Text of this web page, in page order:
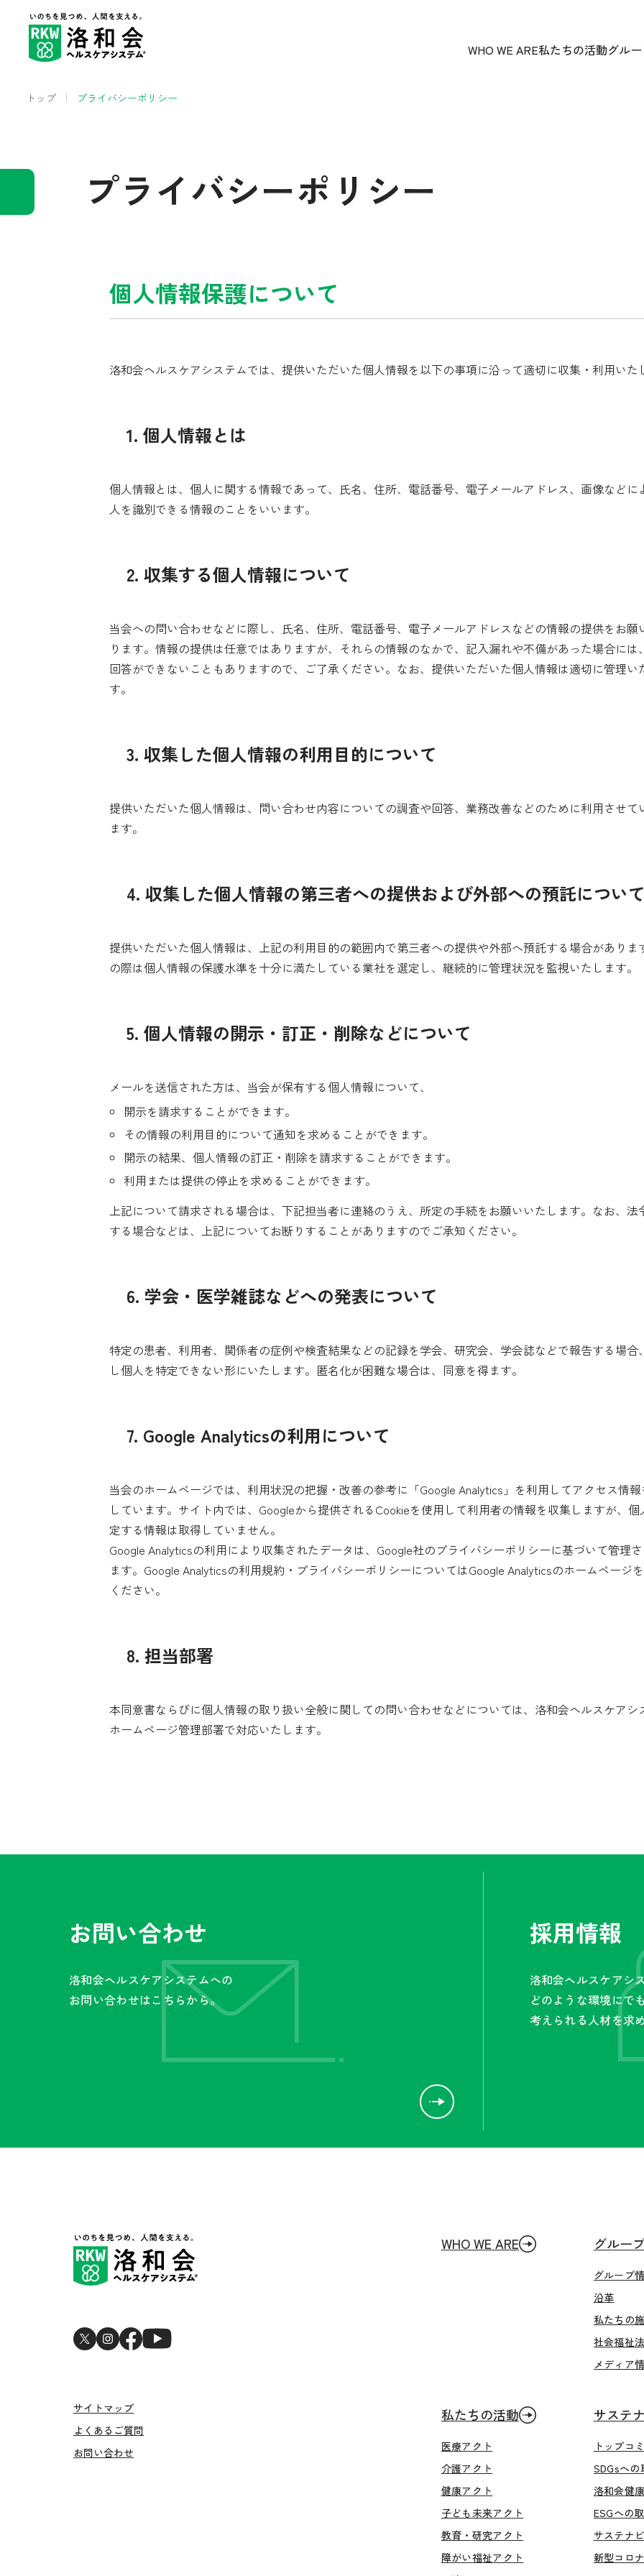
WHO WE ARE私たちの活動グル
トップ プライバシーポリシー
プライバシーポリシー
個人情報保護について
洛和会ヘルスケアシステムでは、提供いただいた個人情報を以下の事項に沿って適切に収集・利用いた
1. 個人情報とは
個人情報とは、個人に関する情報であって、氏名、住所、電話番号、電子メールアドレス、画像などに
人を識別できる情報のことをいいます。
2. 収集する個人情報について
当会への問い合わせなどに際し、氏名、住所、電話番号、電子メールアドレスなどの情報の提供をお願
ります。情報の提供は任意ではありますが、それらの情報のなかで、記入漏れや不備があった場合には
回答ができないこともありますので、ご了承ください。なお、提供いただいた個人情報は適切に管理い
す。
3. 収集した個人情報の利用目的について
提供いただいた個人情報は、問い合わせ内容についての調査や回答、業務改善などのために利用させて
ます。
4. 収集した個人情報の第三者への提供および外部への預託につい
提供いただいた個人情報は、上記の利用目的の範囲内で第三者への提供や外部へ預託する場合がありま
の際は個人情報の保護水準を十分に満たしている業社を選定し、継続的に管理状況を監視いたします。
5. 個人情報の開示・訂正・削除などについて
メールを送信された方は、当会が保有する個人情報について、
開示を請求することができます。
その情報の利用目的について通知を求めることができます。
開示の結果、個人情報の訂正・削除を請求することができます。
利用または提供の停止を求めることができます。
上記について請求される場合は、下記担当者に連絡のうえ、所定の手続をお願いいたします。なお、法
する場合などは、上記についてお断りすることがありますのでご承知ください。
6. 学会・医学雑誌などへの発表について
特定の患者、利用者、関係者の症例や検査結果などの記録を学会、研究会、学会誌などで報告する場合
し個人を特定できない形にいたします。匿名化が困難な場合は、同意を得ます。
7. Google Analyticsの利用について
当会のホームページでは、利用状況の把握・改善の参考に「Google Analytics」を利用してアクセス情
しています。サイト内では、Googleから提供されるCookieを使用して利用者の情報を収集しますが、個
定する情報は取得していません。
Google Analyticsの利用により収集されたデータは、Google社のプライバシーポリシーに基づいて管理
ます。Google Analyticsの利用規約・プライバシーポリシーについてはGoogle Analyticsのホームページ
ください。
8. 担当部署
本同意書ならびに個人情報の取り扱い全般に関しての問い合わせなどについては、洛和会ヘルスケアシ
ホームページ管理部署で対応いたします。
お問い合わせ
洛和会ヘルスケアシステムへの
お問い合わせはこちらから。
採用情報
洛和会ヘルスケアシ
どのような環境にで
考えられる人材を求
サイトマップ
よくあるご質問
お問い合わせ
WHO WE ARE
私たちの活動
医療アクト
介護アクト
健康アクト
子ども未来アクト
教育・研究アクト
障がい福祉アクト
グルー
グループ
沿革
私たちの
社会福祉
メディア
サステ
トップコ
SDGsへの
洛和会健
ESGへの
サステナ
新型コロ